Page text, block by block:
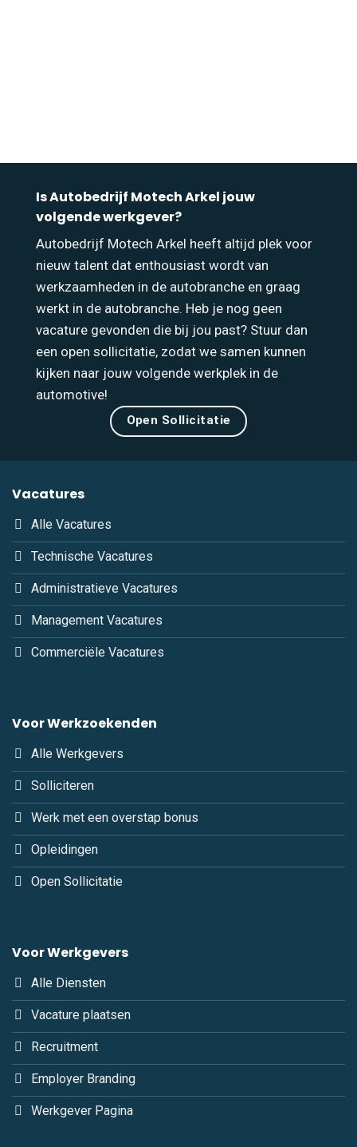
Is Autobedrijf Motech Arkel jouw
volgende werkgever?
Autobedrijf Motech Arkel heeft altijd plek voor
nieuw talent dat enthousiast wordt van
werkzaamheden in de autobranche en graag
werkt in de autobranche. Heb je nog geen
vacature gevonden die bij jou past? Stuur dan
een open sollicitatie, zodat we samen kunnen
kijken naar jouw volgende werkplek in de
automotive!
Open Sollicitatie
Vacatures
Alle Vacatures
Technische Vacatures
Administratieve Vacatures
Management Vacatures
Commerciële Vacatures
Voor Werkzoekenden
Alle Werkgevers
Solliciteren
Werk met een overstap bonus
Opleidingen
Open Sollicitatie
Voor Werkgevers
Alle Diensten
Vacature plaatsen
Recruitment
Employer Branding
Werkgever Pagina